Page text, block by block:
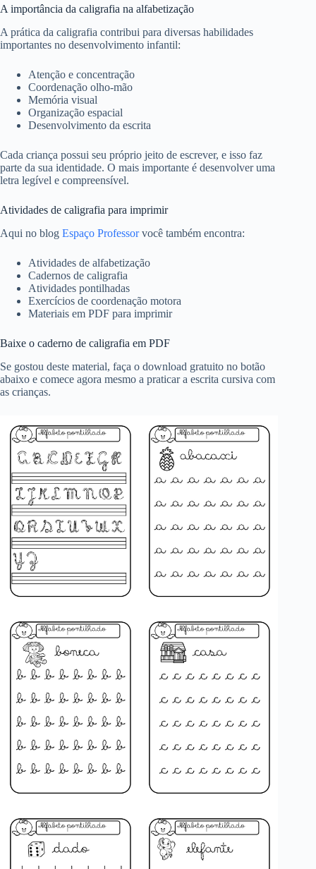
A importância da caligrafia na alfabetização
A prática da caligrafia contribui para diversas habilidades
importantes no desenvolvimento infantil:
Atenção e concentração
Coordenação olho-mão
Memória visual
Organização espacial
Desenvolvimento da escrita
Cada criança possui seu próprio jeito de escrever, e isso faz
parte da sua identidade. O mais importante é desenvolver uma
letra legível e compreensível.
Atividades de caligrafia para imprimir
Aqui no blog Espaço Professorvocê também encontra:
Atividades de alfabetização
Cadernos de caligrafia
Atividades pontilhadas
Exercícios de coordenação motora
Materiais em PDF para imprimir
Baixe o caderno de caligrafia em PDF
Se gostou deste material, faça o download gratuito no botão
abaixo e comece agora mesmo a praticar a escrita cursiva com
as crianças.